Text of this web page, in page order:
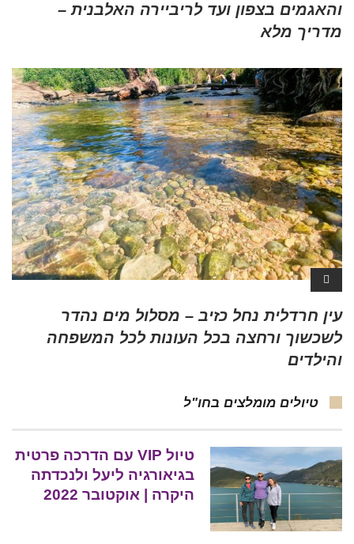
והאגמים בצפון ועד לריביירה האלבנית –
מדריך מלא
עין חרדלית נחל כזיב – מסלול מים נהדר
לשכשוך ורחצה בכל העונות לכל המשפחה
והילדים
טיולים מומלצים בחו"ל
טיול VIP עם הדרכה פרטית
בגיאורגיה ליעל ולנכדתה
היקרה | אוקטובר 2022